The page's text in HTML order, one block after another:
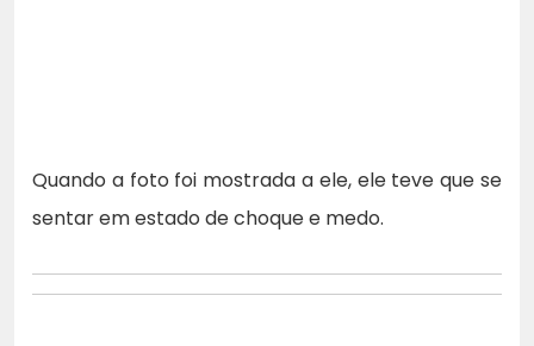
Quando a foto foi mostrada a ele, ele teve que se
sentar em estado de choque e medo.